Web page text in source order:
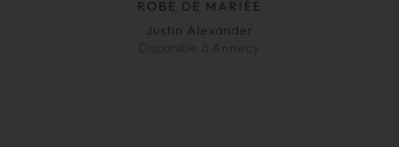
ROBE DE MARIÉE
Justin Alexander
Disponible à Annecy